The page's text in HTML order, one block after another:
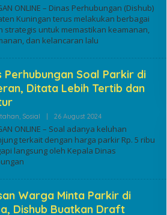
ONLINE – Dinas Perhubungan (Dishub)
Kuningan terus melakukan berbagai
strategis untuk memastikan keamanan,
dan kelancaran lalu
Perhubungan Soal Parkir di
Ditata Lebih Tertib dan
Sosial | 26 August 2024By
ONLINE – Soal adanya keluhan
terkait dengan harga parkir Rp. 5 ribu
langsung oleh Kepala Dinas
Warga Minta Parkir di
Dishub Buatkan Draft